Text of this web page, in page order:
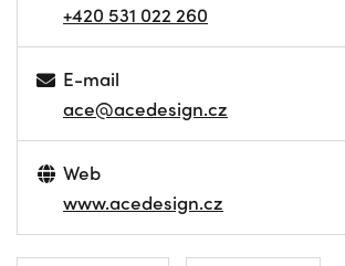
+420 531 022 260
E-mail
ace@acedesign.cz
Web
www.acedesign.cz